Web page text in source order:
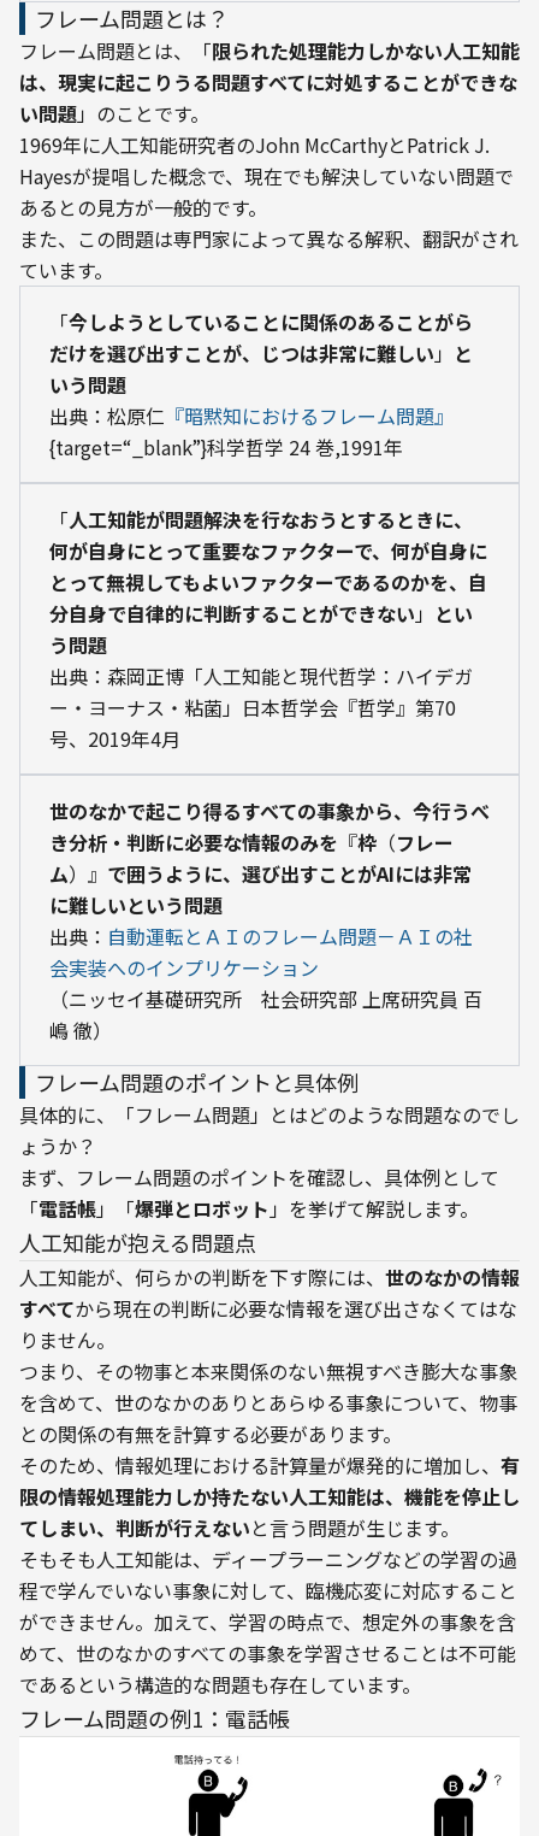
フレーム問題とは？
フレーム問題とは、「限られた処理能力しかない人工知能
は、現実に起こりうる問題すべてに対処することができな
い問題」のことです。
1969年に人工知能研究者のJohn McCarthyとPatrick J.
Hayesが提唱した概念で、現在でも解決していない問題で
あるとの見方が一般的です。
また、この問題は専門家によって異なる解釈、翻訳がされ
ています。
「今しようとしていることに関係のあることがら
だけを選び出すことが、じつは非常に難しい 」 と
いう問題
出典：松原仁 『暗黙知におけるフレーム問題』
{target=“_blank”}科学哲学 24 巻,1991年
「人工知能が問題解決を行なおうとするときに、
何が自身にとって重要なファクターで、何が自身に
とって無視してもよいファクターであるのかを、自
分自身で自律的に判断することができない 」 とい
う問題
出典：森岡正博「人工知能と現代哲学：ハイデガ
ー・ヨーナス・粘菌」日本哲学会『哲学』第70
号、2019年4月
世のなかで起こり得るすべての事象から、今行うべ
き分析・判断に必要な情報のみを 『枠 （フレー
ム）』 で囲うように、選び出すことがAIには非常
に難しいという問題
出典： 自動運転とＡＩのフレーム問題－ＡＩの社
会実装へのインプリケーション
（ニッセイ基礎研究所　社会研究部 上席研究員 百
嶋 徹）
フレーム問題のポイントと具体例
具体的に、「フレーム問題」とはどのような問題なのでし
ょうか？
まず、フレーム問題のポイントを確認し、具体例として
「電話帳」「爆弾とロボット 」を挙げて解説します。
人工知能が抱える問題点
人工知能が、何らかの判断を下す際には、 世のなかの情報
すべてから現在の判断に必要な情報を選び出さなくてはな
りません。
つまり、その物事と本来関係のない無視すべき膨大な事象
を含めて、世のなかのありとあらゆる事象について、物事
との関係の有無を計算する必要があります。
そのため、情報処理における計算量が爆発的に増加し、 有
限の情報処理能力しか持たない人工知能は、機能を停止し
てしまい、判断が行えないと言う問題が生じます。
そもそも人工知能は、ディープラーニングなどの学習の過
程で学んでいない事象に対して、臨機応変に対応すること
ができません。加えて、学習の時点で、想定外の事象を含
めて、世のなかのすべての事象を学習させることは不可能
であるという構造的な問題も存在しています。
フレーム問題の例1：電話帳